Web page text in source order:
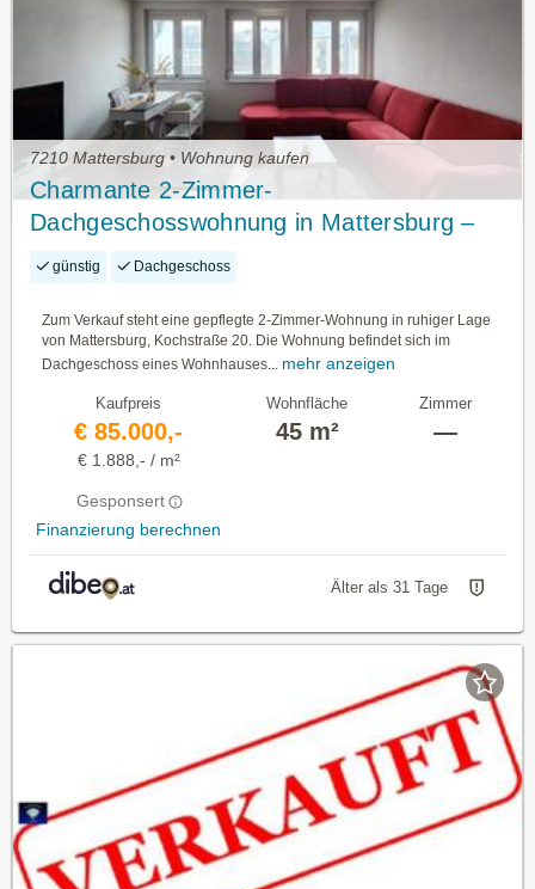
7210 Mattersburg • Wohnung kaufen
Charmante 2-Zimmer-
Dachgeschosswohnung in Mattersburg –
besser kaufen als mieten !
günstig Dachgeschoss
Zum Verkauf steht eine gepflegte 2-Zimmer-Wohnung in ruhiger Lage
von Mattersburg, Kochstraße 20. Die Wohnung befindet sich im
Dachgeschoss eines Wohnhauses... mehr anzeigen
Kaufpreis
€ 85.000,-
€ 1.888,- / m²
Gesponsert
Finanzierung berechnen
Wohnfläche
45 m²
Zimmer
—
Älter als 31 Tage